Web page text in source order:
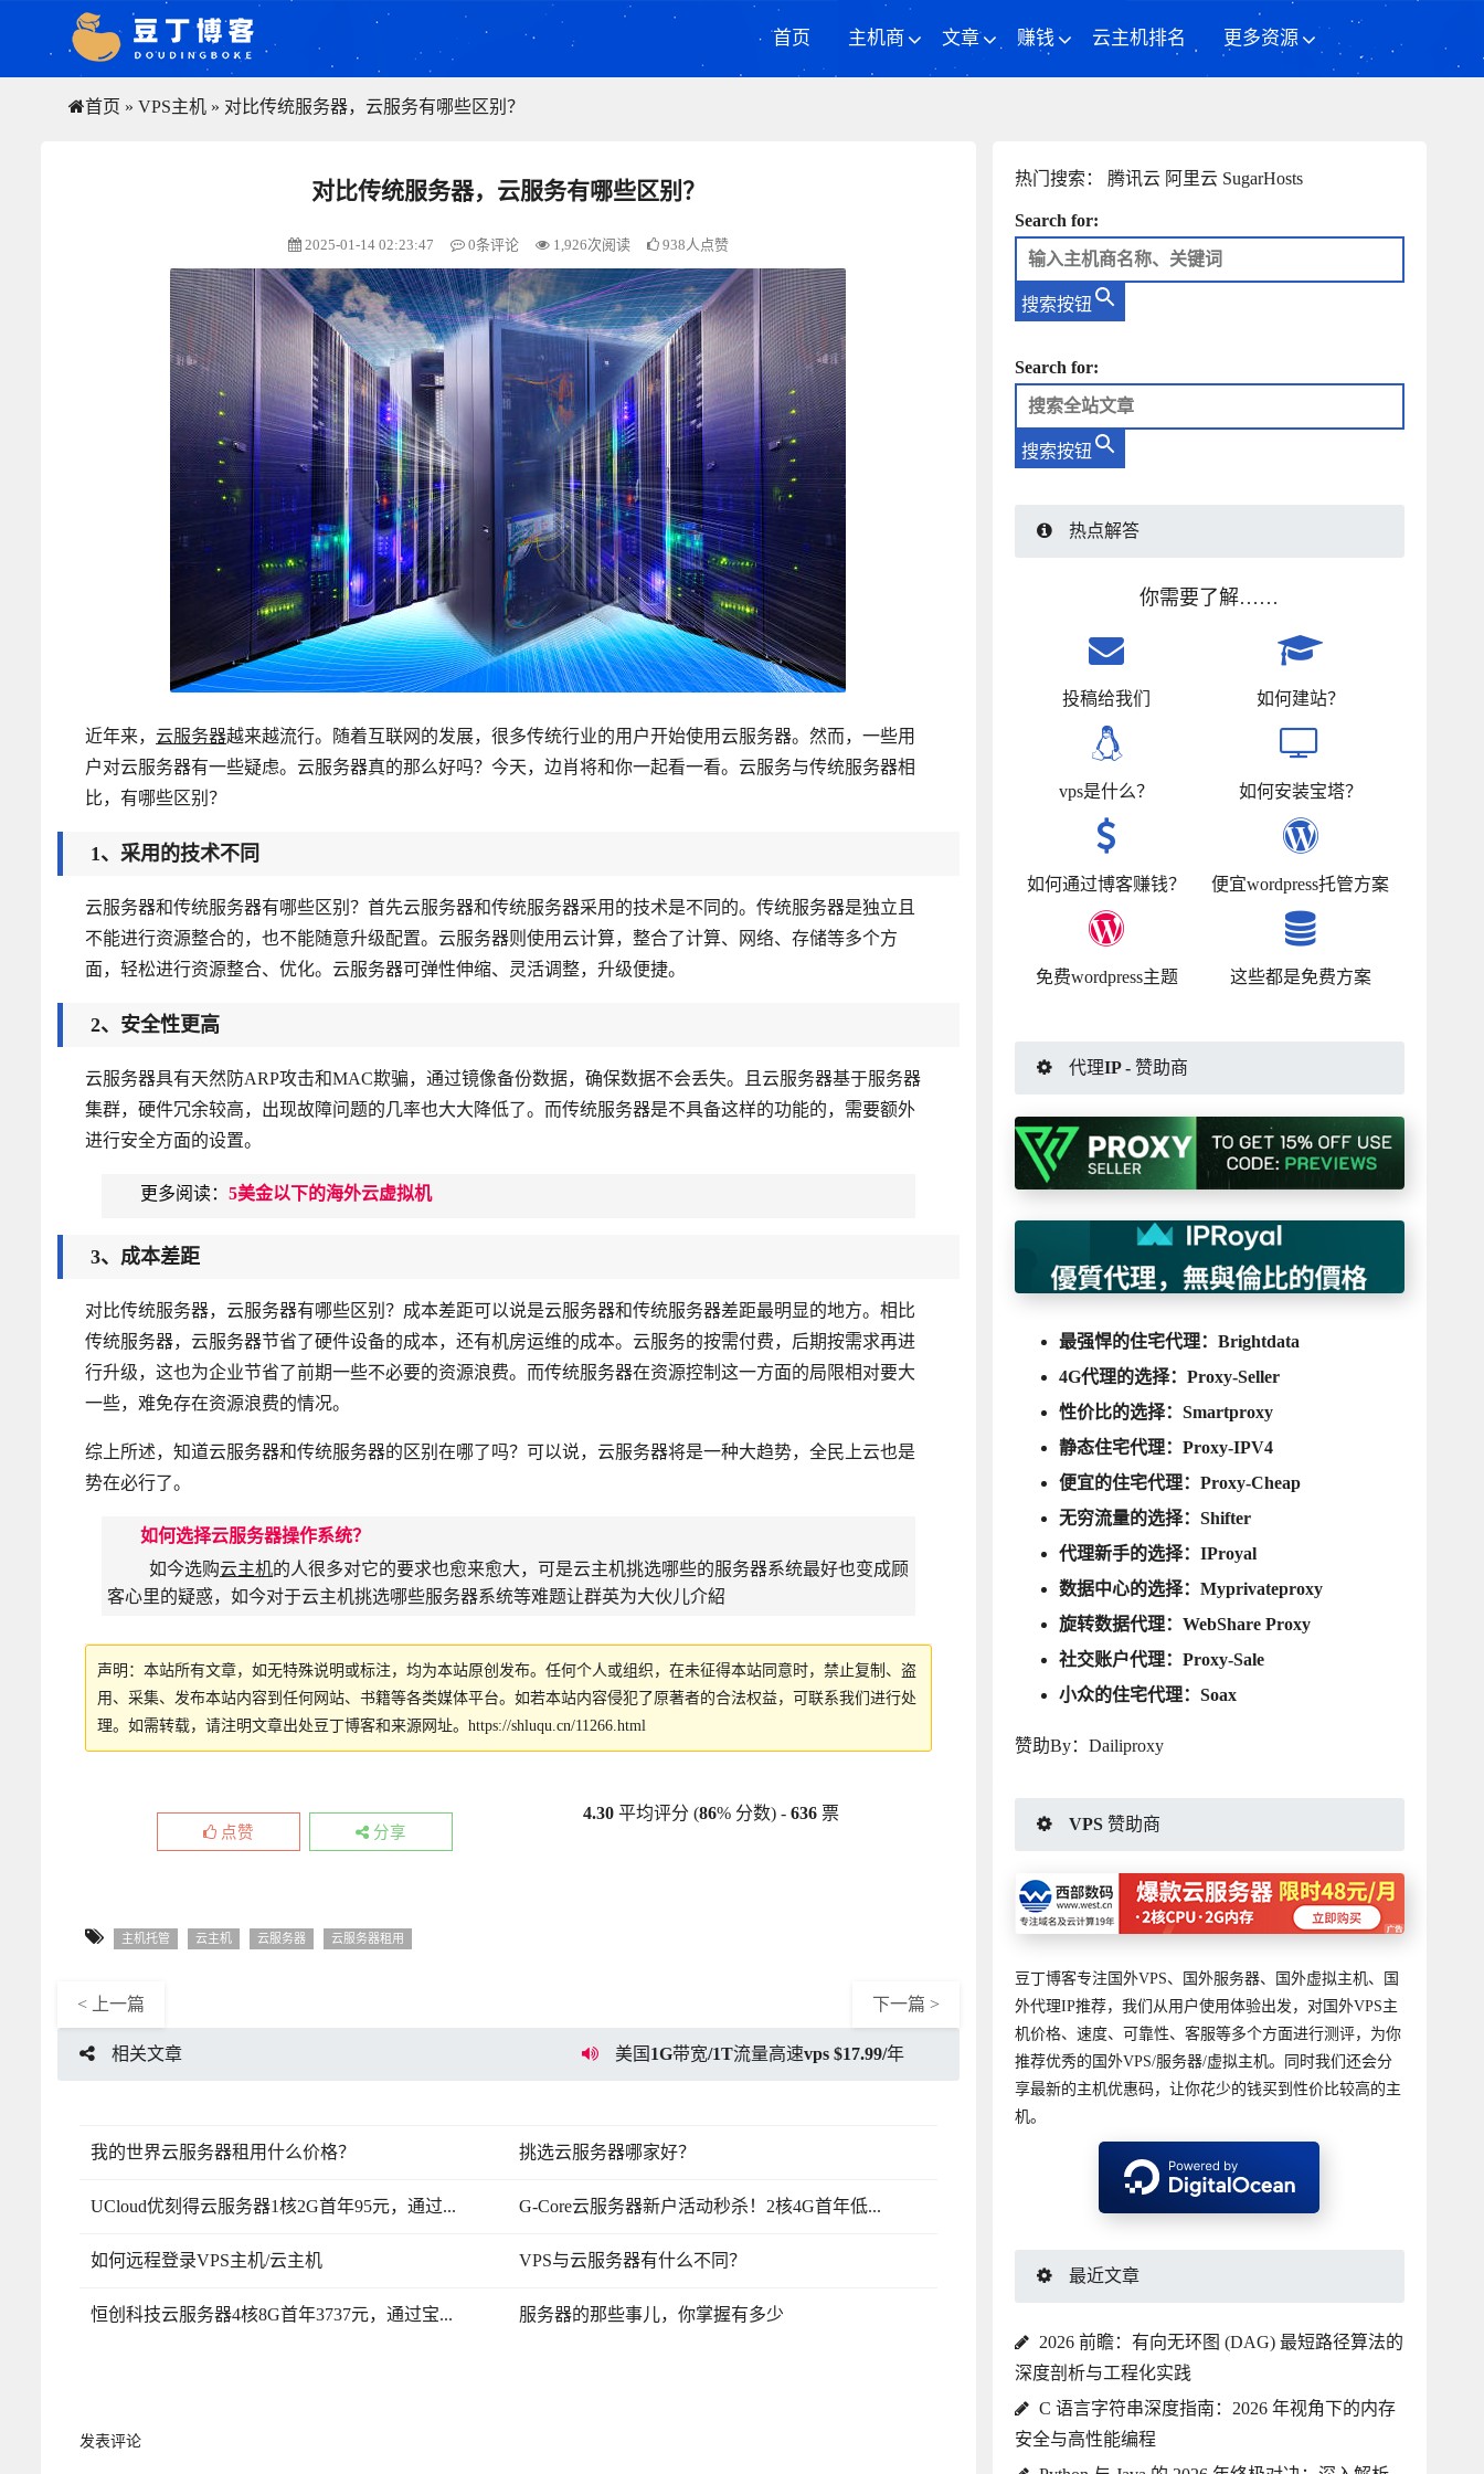
首页 主机商 文章 赚钱 云主机排名 更多资源
首页 » VPS主机 » 对比传统服务器，云服务有哪些区别？
对比传统服务器，云服务有哪些区别？
2025-01-14 02:23:47 0条评论 1,926次阅读 938人点赞
近年来， 云服务器越来越流行。随着互联网的发展，很多传统行业的用户开始使用云服务器。然而，一些用
户对云服务器有一些疑虑。云服务器真的那么好吗？今天，边肖将和你一起看一看。云服务与传统服务器相
比，有哪些区别？
1、采用的技术不同
云服务器和传统服务器有哪些区别？首先云服务器和传统服务器采用的技术是不同的。传统服务器是独立且
不能进行资源整合的，也不能随意升级配置。云服务器则使用云计算，整合了计算、网络、存储等多个方
面，轻松进行资源整合、优化。云服务器可弹性伸缩、灵活调整，升级便捷。
2、安全性更高
云服务器具有天然防ARP攻击和MAC欺骗，通过镜像备份数据，确保数据不会丢失。且云服务器基于服务器
集群，硬件冗余较高，出现故障问题的几率也大大降低了。而传统服务器是不具备这样的功能的，需要额外
进行安全方面的设置。
更多阅读： 5美金以下的海外云虚拟机
3、成本差距
对比传统服务器，云服务器有哪些区别？成本差距可以说是云服务器和传统服务器差距最明显的地方。相比
传统服务器，云服务器节省了硬件设备的成本，还有机房运维的成本。云服务的按需付费，后期按需求再进
行升级，这也为企业节省了前期一些不必要的资源浪费。而传统服务器在资源控制这一方面的局限相对要大
一些，难免存在资源浪费的情况。
综上所述，知道云服务器和传统服务器的区别在哪了吗？可以说，云服务器将是一种大趋势，全民上云也是
势在必行了。
如何选择云服务器操作系统？
如今选购云主机的人很多对它的要求也愈来愈大，可是云主机挑选哪些的服务器系统最好也变成顾
客心里的疑惑，如今对于云主机挑选哪些服务器系统等难题让群英为大伙儿介紹
声明：本站所有文章，如无特殊说明或标注，均为本站原创发布。任何个人或组织，在未征得本站同意时，禁止复制、盗
用、采集、发布本站内容到任何网站、书籍等各类媒体平台。如若本站内容侵犯了原著者的合法权益，可联系我们进行处
理。如需转载，请注明文章出处豆丁博客和来源网址。 https://shluqu.cn/11266.html
点赞 分享
4.30 平均评分 (86% 分数) -636 票
主机托管 云主机 云服务器 云服务器租用
< 上一篇 下一篇 >
相关文章 美国1G带宽/1T流量高速vps $17.99/年
我的世界云服务器租用什么价格？ 挑选云服务器哪家好？
UCloud优刻得云服务器1核2G首年95元，通过... G-Core云服务器新户活动秒杀！2核4G首年低...
如何远程登录VPS主机/云主机 VPS与云服务器有什么不同？
恒创科技云服务器4核8G首年3737元，通过宝... 服务器的那些事儿，你掌握有多少
发表评论
热门搜索： 腾讯云 阿里云 SugarHosts
Search for:
搜索按钮
Search for:
搜索按钮
热点解答
你需要了解……
投稿给我们 如何建站？
vps是什么？ 如何安装宝塔？
如何通过博客赚钱？ 便宜wordpress托管方案
免费wordpress主题 这些都是免费方案
代理IP - 赞助商
最强悍的住宅代理： Brightdata
4G代理的选择： Proxy-Seller
性价比的选择： Smartproxy
静态住宅代理： Proxy-IPV4
便宜的住宅代理： Proxy-Cheap
无穷流量的选择： Shifter
代理新手的选择： IProyal
数据中心的选择： Myprivateproxy
旋转数据代理： WebShare Proxy
社交账户代理： Proxy-Sale
小众的住宅代理： Soax
赞助By： Dailiproxy
VPS 赞助商
豆丁博客专注国外VPS、国外服务器、国外虚拟主机、国
外代理IP推荐，我们从用户使用体验出发，对国外VPS主
机价格、速度、可靠性、客服等多个方面进行测评，为你
推荐优秀的国外VPS/服务器/虚拟主机。同时我们还会分
享最新的主机优惠码，让你花少的钱买到性价比较高的主
机。
最近文章
2026 前瞻：有向无环图 (DAG) 最短路径算法的
深度剖析与工程化实践
C 语言字符串深度指南：2026 年视角下的内存
安全与高性能编程